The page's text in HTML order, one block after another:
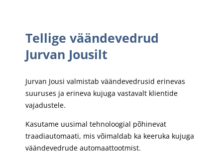
Tellige väändevedrud
Jurvan Jousilt
Jurvan Jousi valmistab väändevedrusid erinevas
suuruses ja erineva kujuga vastavalt klientide
vajadustele.
Kasutame uusimal tehnoloogial põhinevat
traadiautomaati, mis võimaldab ka keeruka kujuga
väändevedrude automaattootmist.